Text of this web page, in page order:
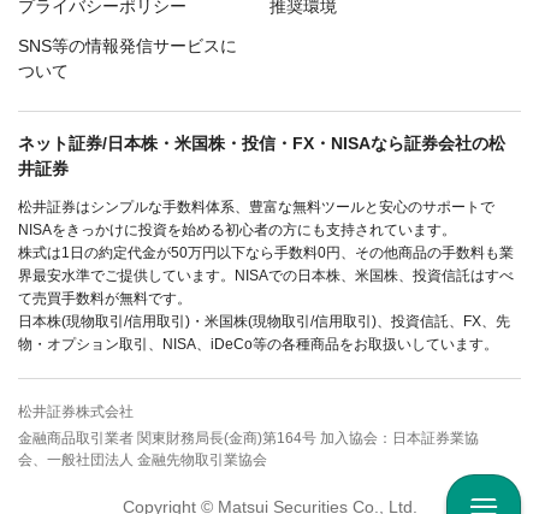
プライバシーポリシー 推奨環境
SNS等の情報発信サービスに
ついて
ネット証券/日本株・米国株・投信・FX・NISAなら証券会社の松
井証券
松井証券はシンプルな手数料体系、豊富な無料ツールと安心のサポートで
NISAをきっかけに投資を始める初心者の方にも支持されています。
株式は1日の約定代金が50万円以下なら手数料0円、その他商品の手数料も業
界最安水準でご提供しています。NISAでの日本株、米国株、投資信託はすべ
て売買手数料が無料です。
日本株(現物取引/信用取引)・米国株(現物取引/信用取引)、投資信託、FX、先
物・オプション取引、NISA、iDeCo等の各種商品をお取扱いしています。
松井証券株式会社
金融商品取引業者 関東財務局長(金商)第164号 加入協会：日本証券業協
会、一般社団法人 金融先物取引業協会
Copyright © Matsui Securities Co., Ltd.